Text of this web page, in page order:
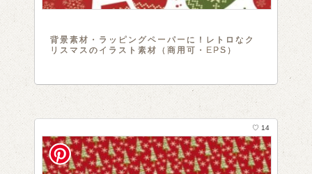
背景素材・ラッピングペーパーに！レトロなク
リスマスのイラスト素材（商用可・EPS）
♡ 14